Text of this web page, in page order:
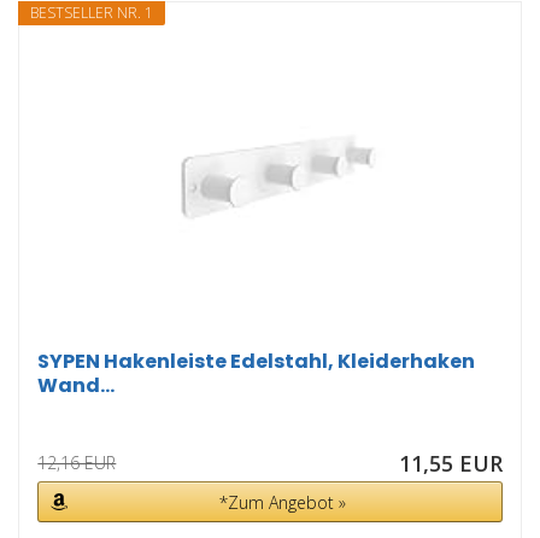
BESTSELLER NR. 1
SYPEN Hakenleiste Edelstahl, Kleiderhaken
Wand...
12,16 EUR 11,55 EUR
*Zum Angebot »